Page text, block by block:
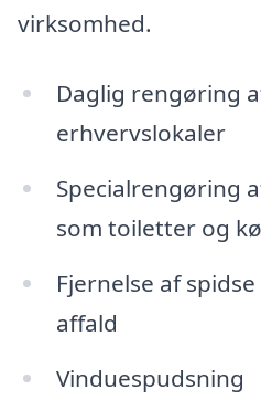
virksomhed.
Daglig rengøring
erhvervslokaler
Specialrengøring
som toiletter og
Fjernelse af
affald
Vinduespudsning